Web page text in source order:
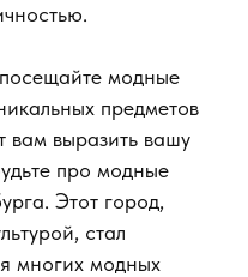
модные
предметов
вам выразить вашу
про модные
Этот город,
стал
многих модных